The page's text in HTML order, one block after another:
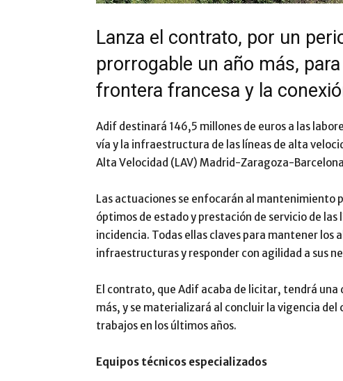
Lanza el contrato, por un
prorrogable un año más,
frontera francesa y la
Adif destinará 146,5 millones de euros a las
vía y la infraestructura de las líneas de alta
Alta Velocidad (LAV) Madrid-Zaragoza-
Las actuaciones se enfocarán al
óptimos de estado y prestación de servicio de
incidencia. Todas ellas claves para mantener los
infraestructuras y responder con agilidad a sus
El contrato, que Adif acaba de licitar, tendrá
más, y se materializará al concluir la vigencia
trabajos en los últimos años.
Equipos técnicos especializados